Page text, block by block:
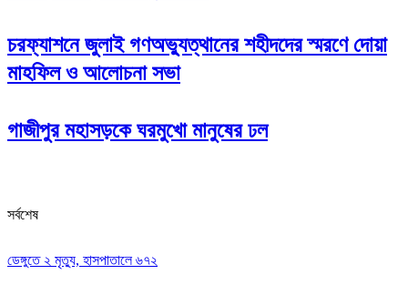
চরফ্যাশনে জুলাই গণঅভ্যুত্থানের শহীদদের স্মরণে দোয়া
মাহফিল ও আলোচনা সভা
গাজীপুর মহাসড়কে ঘরমুখো মানুষের ঢল
সর্বশেষ
ডেঙ্গুতে ২ মৃত্যু, হাসপাতালে ৬৭২